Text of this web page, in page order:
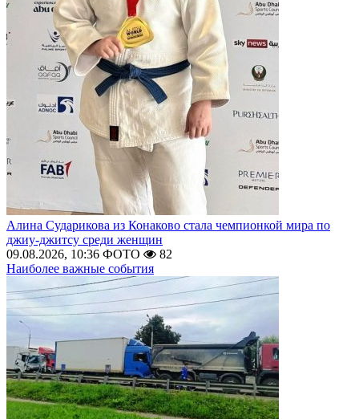
Алина Сударикова из Конаково стала чемпионкой мира по
джиу-джитсу среди женщин
09.08.2026, 10:36 ФОТО
82
Наиболее важные события